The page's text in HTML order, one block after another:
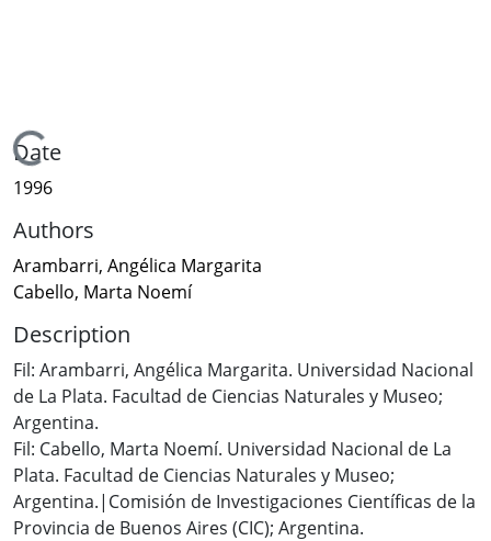
Loading...
Date
1996
Authors
Arambarri, Angélica Margarita
Cabello, Marta Noemí
Description
Fil: Arambarri, Angélica Margarita. Universidad Nacional
de La Plata. Facultad de Ciencias Naturales y Museo;
Argentina.
Fil: Cabello, Marta Noemí. Universidad Nacional de La
Plata. Facultad de Ciencias Naturales y Museo;
Argentina.|Comisión de Investigaciones Científicas de la
Provincia de Buenos Aires (CIC); Argentina.